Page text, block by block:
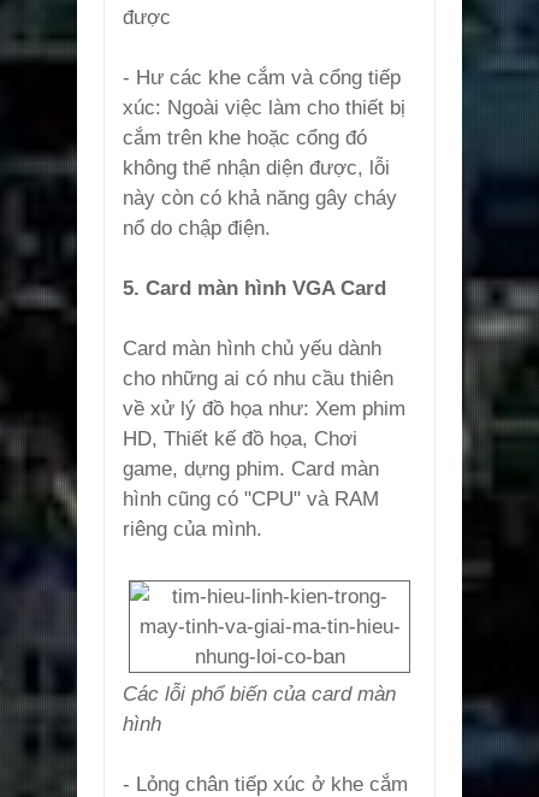
được
- Hư các khe cắm và cổng tiếp
xúc: Ngoài việc làm cho thiết bị
cắm trên khe hoặc cổng đó
không thể nhận diện được, lỗi
này còn có khả năng gây cháy
nổ do chập điện.
5. Card màn hình VGA Card
Card màn hình chủ yếu dành
cho những ai có nhu cầu thiên
về xử lý đồ họa như: Xem phim
HD, Thiết kế đồ họa, Chơi
game, dựng phim. Card màn
hình cũng có "CPU" và RAM
riêng của mình.
Các lỗi phổ biến của card màn
hình
- Lỏng chân tiếp xúc ở khe cắm